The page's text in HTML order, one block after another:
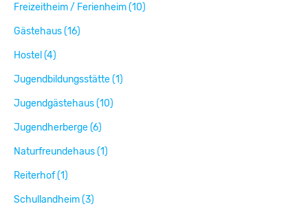
Freizeitheim / Ferienheim (10)
Gästehaus (16)
Hostel (4)
Jugendbildungsstätte (1)
Jugendgästehaus (10)
Jugendherberge (6)
Naturfreundehaus (1)
Reiterhof (1)
Schullandheim (3)